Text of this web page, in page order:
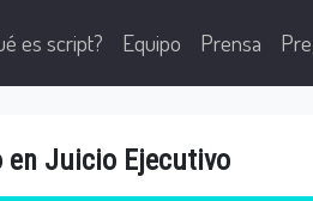
es script? Equipo Prensa
en Juicio Ejecutivo